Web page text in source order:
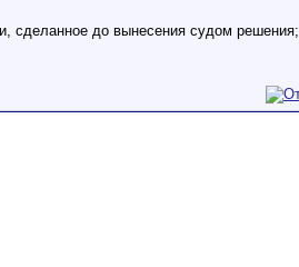
сделанное до вынесения судом решения;